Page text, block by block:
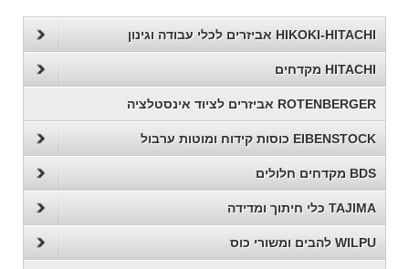
HIKOKI-HITACHI אביזרים לכלי עבודה וגינון
HITACHI מקדחים
ROTENBERGER אביזרים לציוד אינסטלציה
EIBENSTOCK כוסות קידוח ומוטות ערבול
BDS מקדחים חלולים
TAJIMA כלי חיתוך ומדידה
WILPU להבים ומשורי כוס